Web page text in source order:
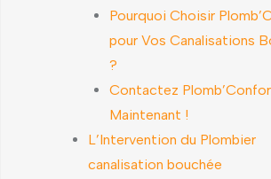
Pourquoi Choisir
pour Vos Canalisations
?
Contactez
Maintenant !
L’Intervention du Plombier
canalisation bouchée